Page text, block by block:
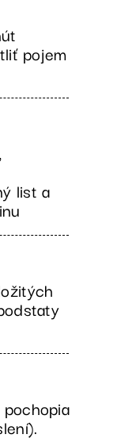
pojem
list a